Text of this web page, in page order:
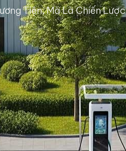
Tiện, Mà Là Chiến Lược